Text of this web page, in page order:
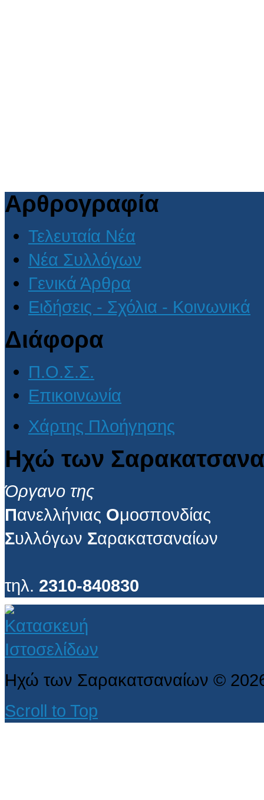
Αρθρογραφία
Τελευταία Νέα
Νέα Συλλόγων
Γενικά Άρθρα
Ειδήσεις - Σχόλια - Κοινωνικά
Διάφορα
Π.Ο.Σ.Σ.
Επικοινωνία
Χάρτης Πλοήγησης
Ηχώ των
Όργανο της
Πανελλήνιας Ομοσπονδίας
Συλλόγων Σαρακατσαναίων
τηλ. 2310-840830
Ηχώ των Σαρακατσαναίων ©
Scroll to Top